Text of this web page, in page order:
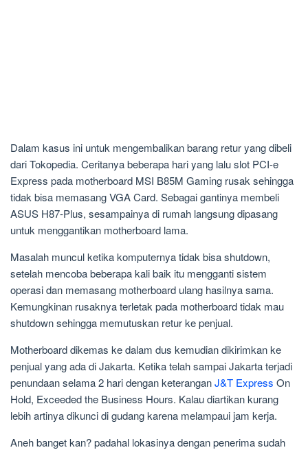
Dalam kasus ini untuk mengembalikan barang retur yang dibeli
dari Tokopedia. Ceritanya beberapa hari yang lalu slot PCI-e
Express pada motherboard MSI B85M Gaming rusak sehingga
tidak bisa memasang VGA Card. Sebagai gantinya membeli
ASUS H87-Plus, sesampainya di rumah langsung dipasang
untuk menggantikan motherboard lama.
Masalah muncul ketika komputernya tidak bisa shutdown,
setelah mencoba beberapa kali baik itu mengganti sistem
operasi dan memasang motherboard ulang hasilnya sama.
Kemungkinan rusaknya terletak pada motherboard tidak mau
shutdown sehingga memutuskan retur ke penjual.
Motherboard dikemas ke dalam dus kemudian dikirimkan ke
penjual yang ada di Jakarta. Ketika telah sampai Jakarta terjadi
penundaan selama 2 hari dengan keteranganJ&T Express On
Hold, Exceeded the Business Hours. Kalau diartikan kurang
lebih artinya dikunci di gudang karena melampaui jam kerja.
Aneh banget kan? padahal lokasinya dengan penerima sudah